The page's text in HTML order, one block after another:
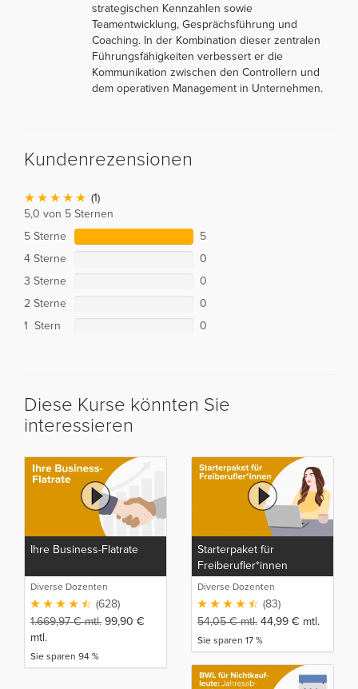
strategischen Kennzahlen sowie
Teamentwicklung, Gesprächsführung und
Coaching. In der Kombination dieser zentralen
Führungsfähigkeiten verbessert er die
Kommunikation zwischen den Controllern und
dem operativen Management in Unternehmen.
Kundenrezensionen
(1)
5,0 von 5 Sternen
5 Sterne
5
4 Sterne
0
3 Sterne
0
2 Sterne
0
1 Stern
0
Diese Kurse könnten Sie
interessieren
Ihre Business-Flatrate
Diverse Dozenten
(628)
1.669,97€mtl. 99,90 €
mtl.
Sie sparen 94 %
Starterpaket für
Freiberufler*innen
Diverse Dozenten
(83)
54,05€mtl. 44,99 € mtl.
Sie sparen 17 %